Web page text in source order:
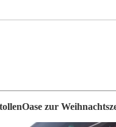
zur